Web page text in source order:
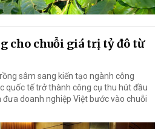
cho chuỗi giá trị tỷ đô từ
sâm sang kiến tạo ngành công
quốc tế trở thành công cụ thu hút đầu
doanh nghiệp Việt bước vào chuỗi